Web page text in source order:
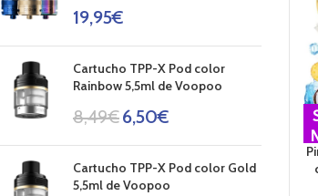
19,95€
Cartucho TPP-X Pod color
Rainbow 5,5ml de Voopoo
8,49€6,50€
Cartucho TPP-X Pod color Gold
5,5ml de Voopoo